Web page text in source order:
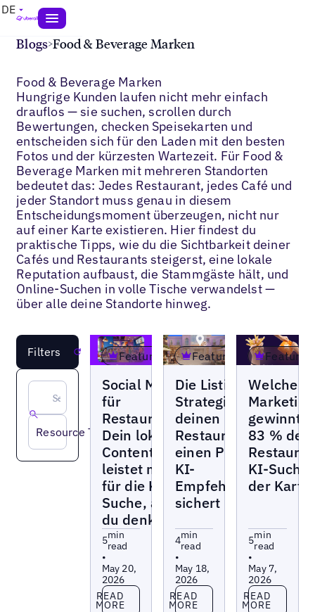
DE
Blogs>Food & Beverage Marken
Food & Beverage Marken
Hungrige Kunden laufen nicht mehr einfach
drauflos — sie suchen, scrollen durch
Bewertungen, checken Speisekarten und
entscheiden sich für den Laden mit den besten
Fotos und der kürzesten Wartezeit. Für Food &
Beverage Marken mit mehreren Standorten
bedeutet das: Jedes Restaurant, jedes Café und
jeder Standort muss genau in diesem
Entscheidungsmoment überzeugen, nicht nur
auf einer Karte existieren. Hier findest du
praktische Tipps, wie du die Sichtbarkeit deiner
Cafés und Restaurants steigerst, eine lokale
Reputation aufbaust, die Stammgäste hält, und
Online-Suchen in volle Tische verwandelst —
über alle deine Standorte hinweg.
Filters Reset
Resource Type
Featured
Social Media
für
Restaurants:
Dein lokaler
Content
leistet mehr
für die KI-
Suche, als
du denkst
5min
read
•
May 20,
2026
Read more
READ
MORE
Featured
Die Listings-
Strategie, die
deinen
Restaurants
einen Platz in
KI-
Empfehlungen
sichert
4min
read
•
May 18,
2026
Read more
READ
MORE
Featured
Welche
gewinnt,
83 % der
KI-
der Karte
5min
read
•
May 7,
2026
Read more
READ
MORE